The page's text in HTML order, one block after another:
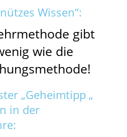
Wissen“:
gibt
wie die
„Geheimtipp „
in der